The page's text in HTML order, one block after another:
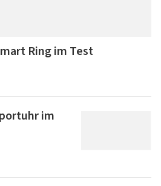
Ring im Test
im